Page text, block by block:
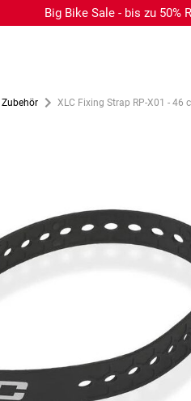
Big Bike Sale - bis zu 50%
XLC Fixing Strap RP-X01 - 46